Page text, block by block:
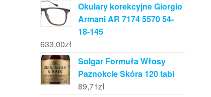
Okulary korekcyjne Giorgio
Armani AR 7174 5570 54-
18-145
633,00zł
Solgar Formuła Włosy
Paznokcie Skóra 120 tabl
89,71zł